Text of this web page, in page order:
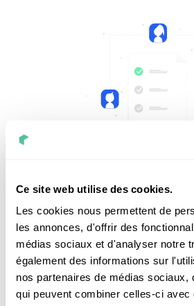
Ce site web utilise des cookies.
Les cookies nous permettent de
les annonces, d'offrir des
médias sociaux et d'analyser notre
également des informations sur
nos partenaires de médias sociaux,
qui peuvent combiner celles-ci avec
Si votre installation a subi des
(tempête, orage, bris de
présente des malfaçons, nous
charge toutes les démarches